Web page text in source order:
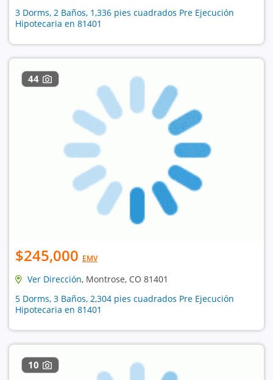
3 Dorms, 2 Baños, 1,336 pies cuadrados Pre Ejecución
Hipotecaria en 81401
44
$245,000 EMV
Ver Dirección, Montrose, CO 81401
5 Dorms, 3 Baños, 2,304 pies cuadrados Pre Ejecución
Hipotecaria en 81401
10